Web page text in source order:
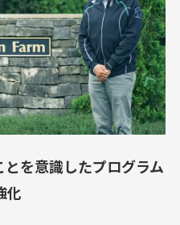
とを意識したプログラム
化